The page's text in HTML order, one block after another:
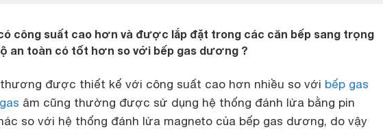
công suất cao hơn và được lắp đặt trong các căn bếp sang trọng
an toàn có tốt hơn so với bếp gas dương ?
thương được thiết kế với công suất cao hơn nhiều so với bếp gas
âm cũng thường được sử dụng hệ thống đánh lửa bằng pin
so với hệ thống đánh lửa magneto của bếp gas dương, do vậy